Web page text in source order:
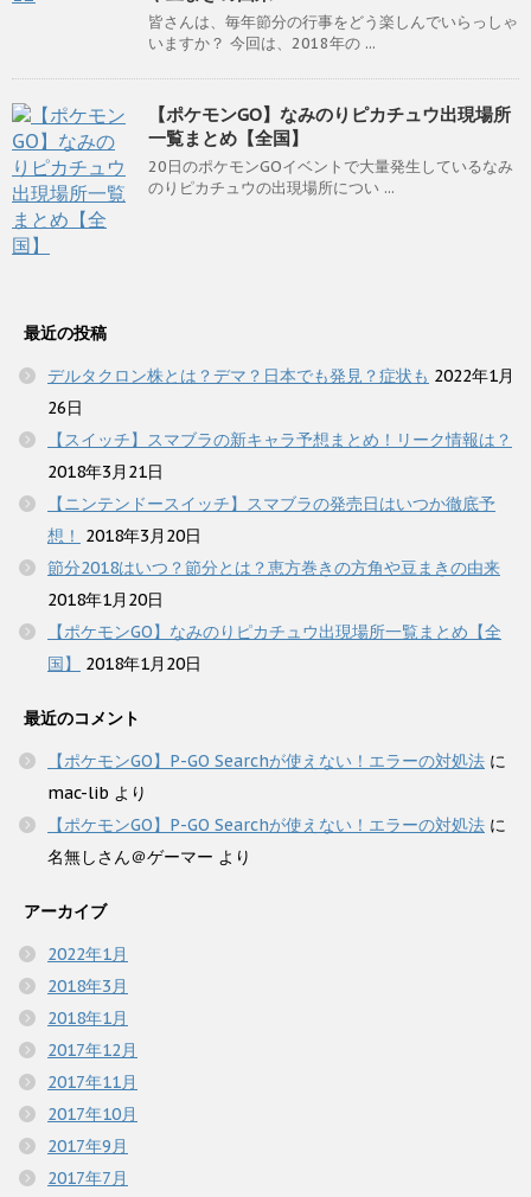
皆さんは、毎年節分の行事をどう楽しんでいらっしゃ
いますか？ 今回は、2018年の ...
【ポケモンGO】なみのりピカチュウ出現場所
一覧まとめ【全国】
20日のポケモンGOイベントで大量発生しているなみ
のりピカチュウの出現場所につい ...
最近の投稿
デルタクロン株とは？デマ？日本でも発見？症状も 2022年1月
26日
【スイッチ】スマブラの新キャラ予想まとめ！リーク情報は？
2018年3月21日
【ニンテンドースイッチ】スマブラの発売日はいつか徹底予
想！
2018年3月20日
節分2018はいつ？節分とは？恵方巻きの方角や豆まきの由来
2018年1月20日
【ポケモンGO】なみのりピカチュウ出現場所一覧まとめ【全
国】
2018年1月20日
最近のコメント
【ポケモンGO】P-GO Searchが使えない！エラーの対処法 に
mac-lib より
【ポケモンGO】P-GO Searchが使えない！エラーの対処法 に
名無しさん＠ゲーマー より
アーカイブ
2022年1月
2018年3月
2018年1月
2017年12月
2017年11月
2017年10月
2017年9月
2017年7月